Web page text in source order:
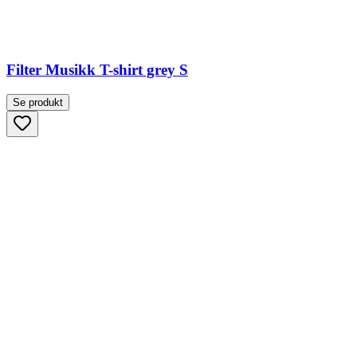
Filter Musikk T-shirt grey S
Se produkt